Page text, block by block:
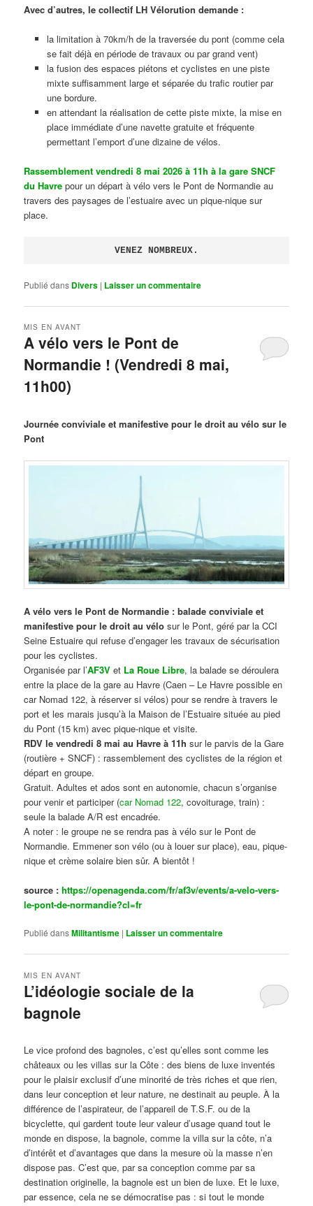
Avec d’autres, le collectif LH Vélorution demande :
la limitation à 70km/h de la traversée du pont (comme cela
se fait déjà en période de travaux ou par grand vent)
la fusion des espaces piétons et cyclistes en une piste
mixte suffisamment large et séparée du trafic routier par
une bordure.
en attendant la réalisation de cette piste mixte, la mise en
place immédiate d’une navette gratuite et fréquente
permettant l’emport d’une dizaine de vélos.
Rassemblement vendredi 8 mai 2026 à 11h à la gare SNCF
du Havre pour un départ à vélo vers le Pont de Normandie au
travers des paysages de l’estuaire avec un pique-nique sur
place.
VENEZ NOMBREUX.
Publié dans Divers | Laisser un commentaire
A vélo vers le Pont de
Normandie ! (Vendredi 8 mai,
11h00)
MIS EN AVANT
Journée conviviale et manifestive pour le droit au vélo sur le
Pont
A vélo vers le Pont de Normandie : balade conviviale et
manifestive pour le droit au vélo sur le Pont, géré par la CCI
Seine Estuaire qui refuse d’engager les travaux de sécurisation
pour les cyclistes.
Organisée par l’AF3V et La Roue Libre, la balade se déroulera
entre la place de la gare au Havre (Caen – Le Havre possible en
car Nomad 122, à réserver si vélos) pour se rendre à travers le
port et les marais jusqu’à la Maison de l’Estuaire située au pied
du Pont (15 km) avec pique-nique et visite.
RDV le vendredi 8 mai au Havre à 11h sur le parvis de la Gare
(routière + SNCF) : rassemblement des cyclistes de la région et
départ en groupe.
Gratuit. Adultes et ados sont en autonomie, chacun s’organise
pour venir et participer (car Nomad 122, covoiturage, train) :
seule la balade A/R est encadrée.
A noter : le groupe ne se rendra pas à vélo sur le Pont de
Normandie. Emmener son vélo (ou à louer sur place), eau, pique-
nique et crème solaire bien sûr. A bientôt !
source :https://openagenda.com/fr/af3v/events/a-velo-vers-
le-pont-de-normandie?cl=fr
Publié dansMilitantisme | Laisser un commentaire
L’idéologie sociale de la
bagnole
MIS EN AVANT
Le vice profond des bagnoles, c’est qu’elles sont comme les
châteaux ou les villas sur la Côte : des biens de luxe inventés
pour le plaisir exclusif d’une minorité de très riches et que rien,
dans leur conception et leur nature, ne destinait au peuple. À la
différence de l’aspirateur, de l’appareil de T.S.F. ou de la
bicyclette, qui gardent toute leur valeur d’usage quand tout le
monde en dispose, la bagnole, comme la villa sur la côte, n’a
d’intérêt et d’avantages que dans la mesure où la masse n’en
dispose pas. C’est que, par sa conception comme par sa
destination originelle, la bagnole est un bien de luxe. Et le luxe,
par essence, cela ne se démocratise pas : si tout le monde